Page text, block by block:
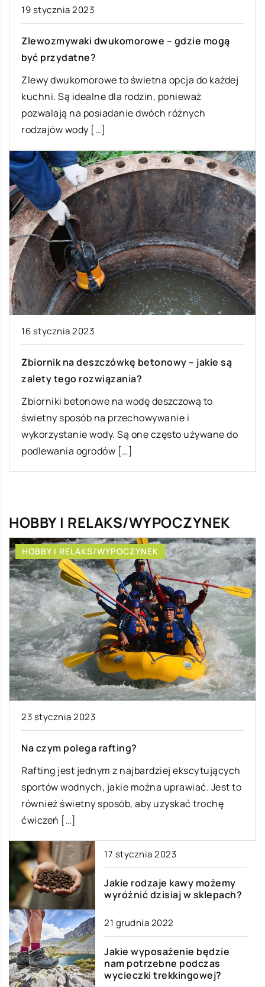
19 stycznia 2023
Zlewozmywaki dwukomorowe – gdzie mogą
być przydatne?
Zlewy dwukomorowe to świetna opcja do każdej
kuchni. Są idealne dla rodzin, ponieważ
pozwalają na posiadanie dwóch różnych
rodzajów wody […]
16 stycznia 2023
Zbiornik na deszczówkę betonowy – jakie są
zalety tego rozwiązania?
Zbiorniki betonowe na wodę deszczową to
świetny sposób na przechowywanie i
wykorzystanie wody. Są one często używane do
podlewania ogrodów […]
HOBBY I RELAKS/WYPOCZYNEK
HOBBY I RELAKS/WYPOCZYNEK
23 stycznia 2023
Na czym polega rafting?
Rafting jest jednym z najbardziej ekscytujących
sportów wodnych, jakie można uprawiać. Jest to
również świetny sposób, aby uzyskać trochę
ćwiczeń […]
17 stycznia 2023
Jakie rodzaje kawy możemy
wyróżnić dzisiaj w sklepach?
21 grudnia 2022
Jakie wyposażenie będzie
nam potrzebne podczas
wycieczki trekkingowej?